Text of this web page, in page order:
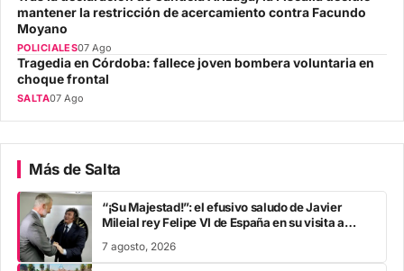
mantener la restricción de acercamiento contra Facundo
Moyano
POLICIALES07 Ago
Tragedia en Córdoba: fallece joven bombera voluntaria en
choque frontal
SALTA07 Ago
Más de Salta
“¡Su Majestad!”: el efusivo saludo de Javier
Mileial rey Felipe VI de España en su visita a
7 agosto, 2026